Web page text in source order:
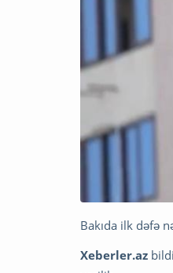
Bakıda ilk dəfə
Xeberler.az